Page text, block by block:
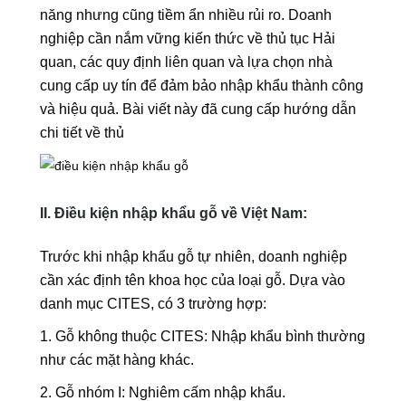
năng nhưng cũng tiềm ẩn nhiều rủi ro. Doanh
nghiệp cần nắm vững kiến thức về thủ tục Hải
quan, các quy định liên quan và lựa chọn nhà
cung cấp uy tín để đảm bảo nhập khẩu thành công
và hiệu quả. Bài viết này đã cung cấp hướng dẫn
chi tiết về thủ
II. Điều kiện nhập khẩu gỗ về Việt Nam:
Trước khi nhập khẩu gỗ tự nhiên, doanh nghiệp
cần xác định tên khoa học của loại gỗ. Dựa vào
danh mục CITES, có 3 trường hợp:
1. Gỗ không thuộc CITES: Nhập khẩu bình thường
như các mặt hàng khác.
2. Gỗ nhóm I: Nghiêm cấm nhập khẩu.